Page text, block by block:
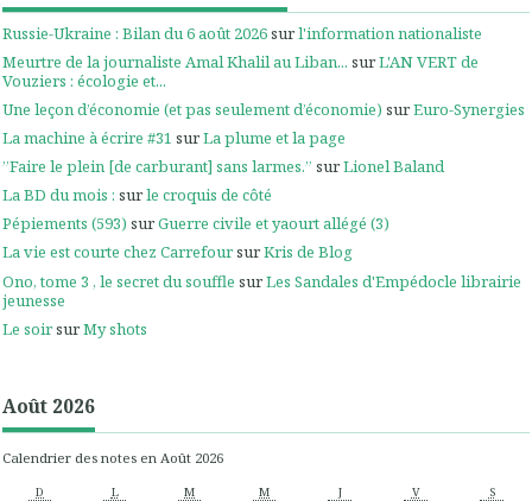
Russie-Ukraine : Bilan du 6 août 2026surl'information nationaliste
Meurtre de la journaliste Amal Khalil au Liban... surL'AN VERT de
Vouziers : écologie et...
Une leçon d’économie (et pas seulement d’économie) surEuro-Synergies
La machine à écrire #31 surLa plume et la page
”Faire le plein [de carburant] sans larmes.” surLionel Baland
La BD du mois : surle croquis de côté
Pépiements (593) surGuerre civile et yaourt allégé (3)
La vie est courte chez CarrefoursurKris de Blog
Ono, tome 3 , le secret du souffle surLes Sandales d'Empédocle librairie
jeunesse
Le soirsurMy shots
Août 2026
Calendrier des notes en Août 2026
D L M M J V S